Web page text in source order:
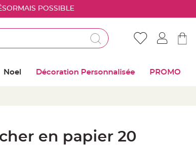
POSSIBLE
Noel Décoration Personnalisée PROMO
en papier 20